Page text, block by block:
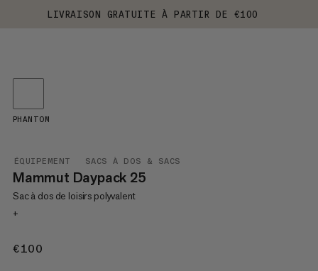
LIVRAISON GRATUITE À PARTIR DE €100
ÉQUIPEMENT SACS À DOS & SACS
Mammut Daypack 25
Sac à dos de loisirs polyvalent
+
€100
PHANTOM